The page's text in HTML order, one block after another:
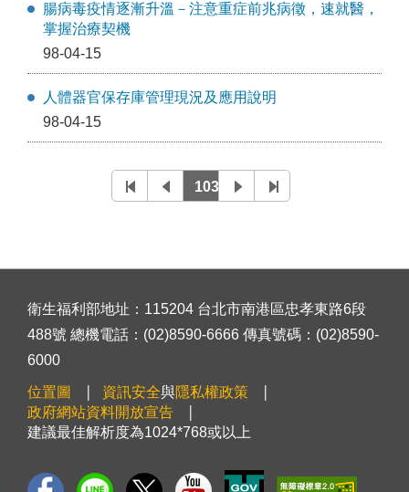
腸病毒疫情逐漸升溫－注意重症前兆病徵，速就醫，
掌握治療契機
98-04-15
人體器官保存庫管理現況及應用說明
98-04-15
1034
衛生福利部地址：115204 台北市南港區忠孝東路6段
488號 總機電話：(02)8590-6666 傳真號碼：(02)8590-
6000
位置圖 資訊安全與隱私權政策
政府網站資料開放宣告
建議最佳解析度為1024*768或以上